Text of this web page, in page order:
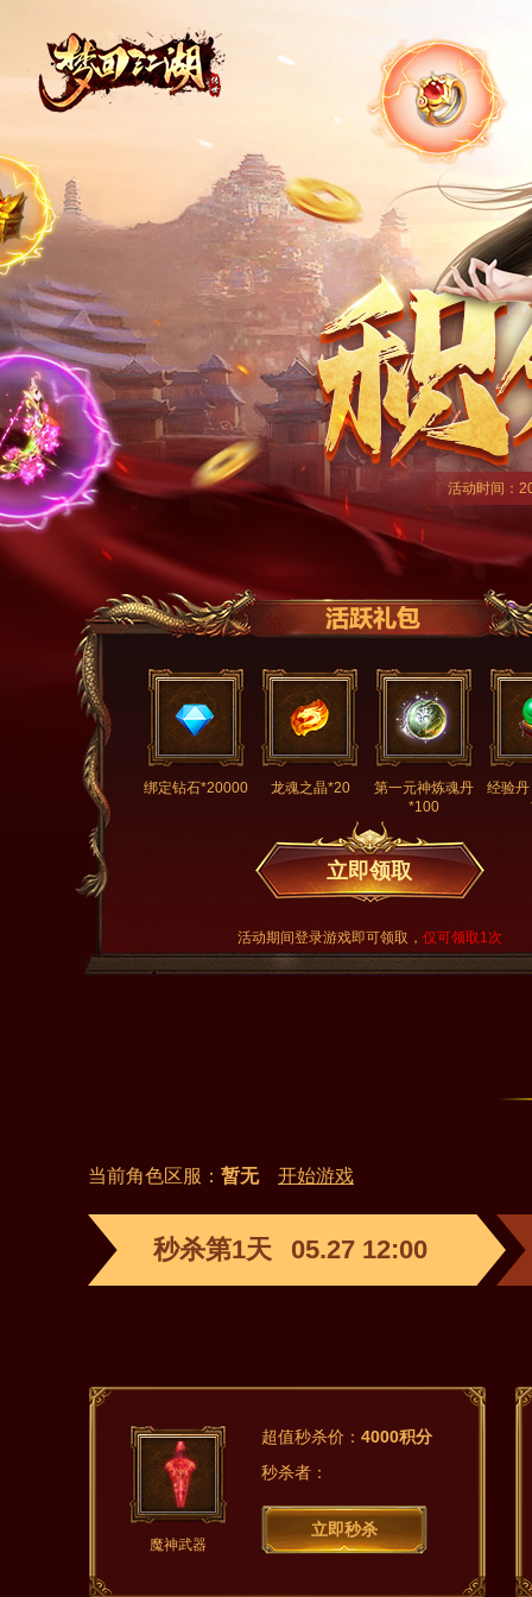
活动时间：
绑定钻石*20000 龙魂之晶*20
第一元神炼魂丹
*100
经验
立即领取
活动期间登录游戏即可领取， 仅可领取1次
当前角色区服： 暂无 开始游戏
秒杀第1天 05.27 12:00
魔神武器
超值秒杀价： 4000积分
秒杀者：
立即秒杀